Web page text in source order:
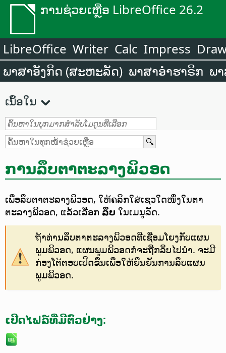
ການຊ່ວຍເຫຼືອ LibreOffice 26.2
LibreOffice Writer Calc Impress
ພາສາອັງກິດ (ສະຫະລັດ) ພາສາອຳຮາຣິກ ພ
ເນື້ອໃນ
ການລຶບຕາຕະລາງພິວອດ
ເພື່ອລຶບຕາຕະລາງພິວອດ, ໃຫ້ຄລິກໃສ່ເຊວໃດໜຶ່ງໃນຕາ
ຕະລາງພິວອດ, ແລ້ວເລືອກ ລຶບ ໃນເມນູລັດ.
ຖ້າທ່ານລຶບຕາຕະລາງພິວອດທີ່ເຊື່ອມໂຍງກັບແຜນ
ພູມພິວອດ, ແຜນພູມພິວອດກໍຈະຖືກລຶບໄປນຳ. ຈະມີ
ກ່ອງໂຕ້ຕອບເປີດຂຶ້ນເພື່ອໃຫ້ຍືນຍັນການລຶບແຜນ
ພູມພິວອດ.
ເປີດໄຟລ໌ທີ່ມີຕົວຢ່າງ: